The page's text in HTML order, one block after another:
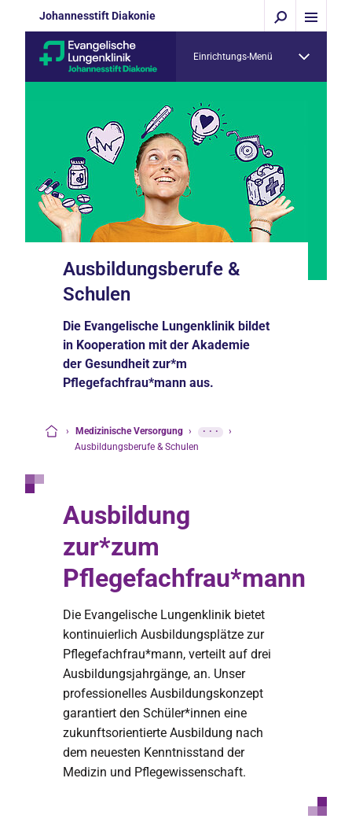
Johannesstift Diakonie
Einrichtungs-Menü
Ausbildungsberufe &
Schulen
Die Evangelische Lungenklinik bildet
in Kooperation mit der Akademie
der Gesundheit zur*m
Pflegefachfrau*mann aus.
› Medizinische Versorgung › ···
›
Ausbildungsberufe & Schulen
Ausbildung
zur*zum
Pflegefachfrau*mann
Die Evangelische Lungenklinik bietet
kontinuierlich Ausbildungsplätze zur
Pflegefachfrau*mann, verteilt auf drei
Ausbildungsjahrgänge, an. Unser
professionelles Ausbildungskonzept
garantiert den Schüler*innen eine
zukunftsorientierte Ausbildung nach
dem neuesten Kenntnisstand der
Medizin und Pflegewissenschaft.